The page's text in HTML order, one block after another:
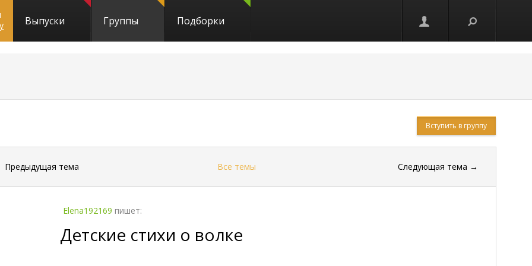
Выпуски Группы Подборки
Вступить в группу
Предыдущая тема Все темы Следующая тема →
Elena192169 пишет:
Детские стихи о волке